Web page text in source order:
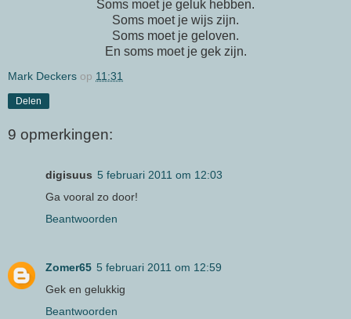
Soms moet je geluk hebben.
Soms moet je wijs zijn.
Soms moet je geloven.
En soms moet je gek zijn.
Mark Deckers op 11:31
Delen
9 opmerkingen:
digisuus 5 februari 2011 om 12:03
Ga vooral zo door!
Beantwoorden
Zomer65 5 februari 2011 om 12:59
Gek en gelukkig
Beantwoorden